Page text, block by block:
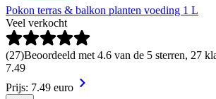
Pokon terras & balkon planten voeding 1 L
Veel verkocht
(27)Beoordeeld met 4.6 van de 5 sterren, 27
7.49
Prijs: 7.49 euro